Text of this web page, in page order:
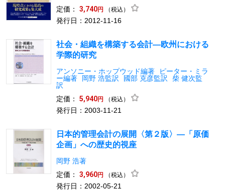
定価：
3,740円 （税込）
発行日：2012-11-16
社会・組織を構築する会計―欧州における
学際的研究
アンソニー・ホップウッド編著
ピーター・ミラ
ー編著
岡野 浩監訳 國部 克彦監訳
柴 健次監
訳
定価：
5,940円 （税込）
発行日：2003-11-21
日本的管理会計の展開〈第２版〉―「原価
企画」への歴史的視座
岡野 浩著
定価：
3,960円 （税込）
発行日：2002-05-21